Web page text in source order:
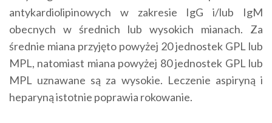
antykardiolipinowych w zakresie IgG i/lub IgM
obecnych w średnich lub wysokich mianach. Za
średnie miana przyjęto powyżej 20 jednostek GPL lub
MPL, natomiast miana powyżej 80 jednostek GPL lub
MPL uznawane są za wysokie. Leczenie aspiryną i
heparyną istotnie poprawia rokowanie.